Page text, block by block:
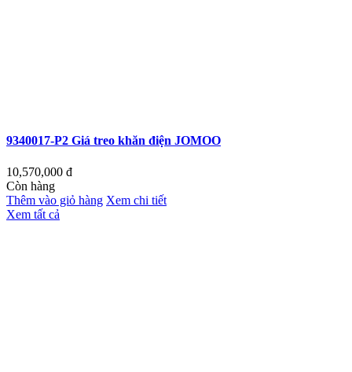
9340017-P2 Giá treo khăn điện JOMOO
10,570,000 đ
Còn hàng
Thêm vào giỏ hàng Xem chi tiết
Xem tất cả